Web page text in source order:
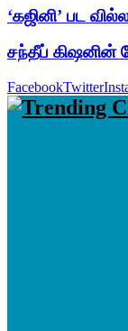
‘கஜினி’ பட
சந்தீப் கிஷனின்
FacebookTwitter